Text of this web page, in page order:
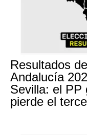
Resultados
Andalucía
Sevilla: el PP
pierde el